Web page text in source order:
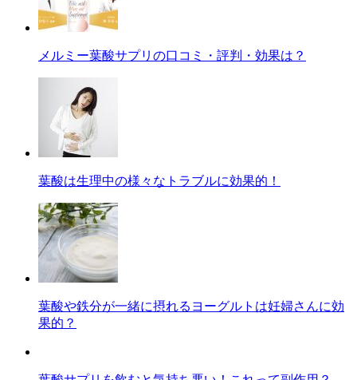
メルミー葉酸サプリの口コミ・評判・効果は？
葉酸は生理中の様々なトラブルに効果的！
葉酸や鉄分が一緒に摂れるヨーグルトは妊婦さんに効
果的？